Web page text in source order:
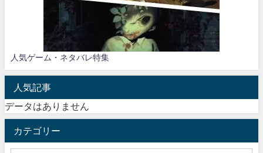
人気ゲーム・ネタバレ特集
人気記事
データはありません
カテゴリー